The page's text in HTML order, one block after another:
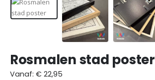
Rosmalen stad poster
Vanaf: € 22,95